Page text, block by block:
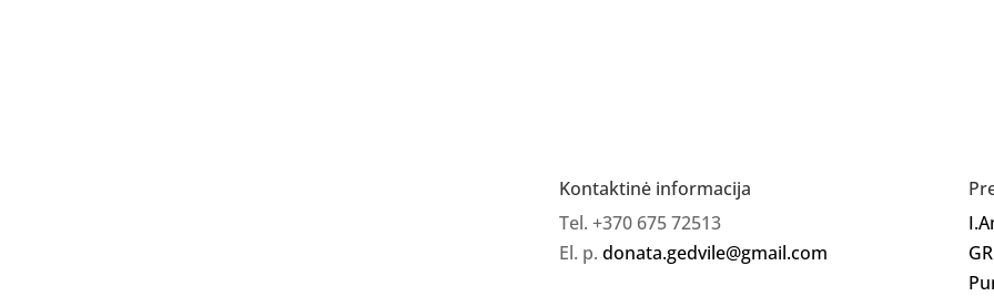
Kontaktinė informacija
Tel. +370 675 72513
El. p. donata.gedvile@gmail.com
GR